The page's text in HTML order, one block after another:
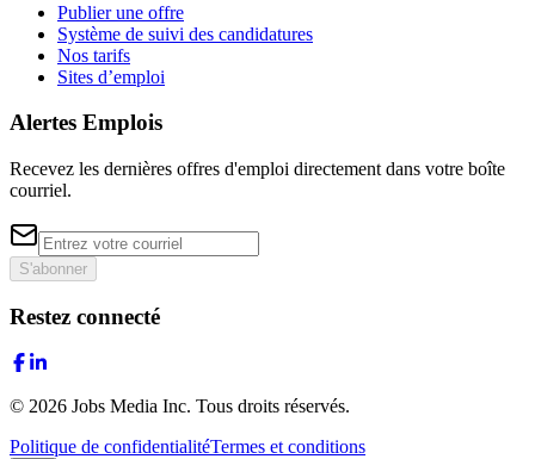
Publier une offre
Système de suivi des candidatures
Nos tarifs
Sites d’emploi
Alertes Emplois
Recevez les dernières offres d'emploi directement dans votre boîte
courriel.
S'abonner
Restez connecté
© 2026 Jobs Media Inc. Tous droits réservés.
Politique de confidentialitéTermes et conditions